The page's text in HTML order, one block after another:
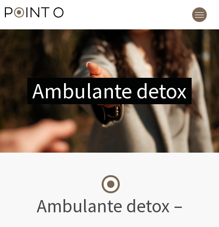
Ambulante
detox
Ambulante detox
Ambulante detox –